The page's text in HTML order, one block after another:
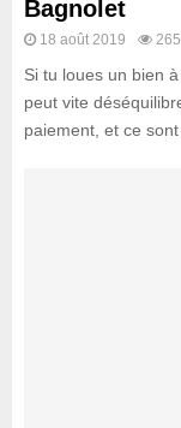
Bagnolet
18 août 2019
Si tu loues un bien
peut vite
paiement, et ce